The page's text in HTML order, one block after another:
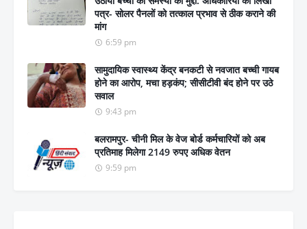
पत्र- सोलर पैनलों को तत्काल प्रभाव से ठीक कराने की
मांग
6:59 pm
सामुदायिक स्वास्थ्य केंद्र बनकटी से नवजात बच्ची गायब
होने का आरोप, मचा हड़कंप; सीसीटीवी बंद होने पर उठे
सवाल
9:43 pm
बलरामपुर- चीनी मिल के वेज बोर्ड कर्मचारियों को अब
प्रतिमाह मिलेगा 2149 रुपए अधिक वेतन
9:59 pm